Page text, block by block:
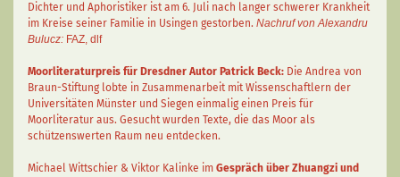
Dichter und Aphoristiker ist am 6. Juli nach langer schwerer Krankheit
im Kreise seiner Familie in Usingen gestorben. Nachruf von Alexandru
Bulucz: FAZ, dlf
Moorliteraturpreis für Dresdner Autor Patrick Beck: Die Andrea von
Braun-Stiftung lobte in Zusammenarbeit mit Wissenschaftlern der
Universitäten Münster und Siegen einmalig einen Preis für
Moorliteratur aus. Gesucht wurden Texte, die das Moor als
schützenswerten Raum neu entdecken.
Michael Wittschier & Viktor Kalinke im Gespräch über Zhuangzi und